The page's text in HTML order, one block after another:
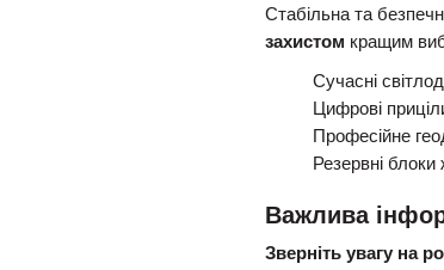
Стабільна та
захистом кращим
Сучасні
Цифрові
Професійне
Резервні блоки
Важлива
Зверніть увагу на